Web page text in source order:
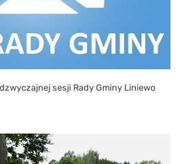
sesji Rady Gminy Liniewo